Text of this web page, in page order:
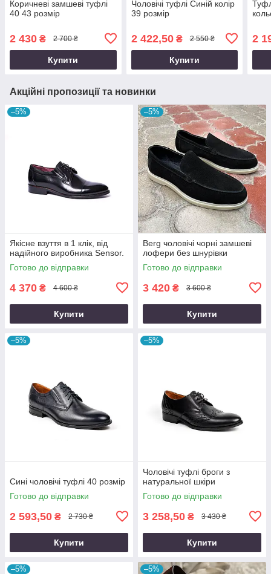
Коричневі замшеві туфлі
40 43 розмір
2 430 ₴ 2 700 ₴
Купити
Чоловічі туфлі Синій колір
39 розмір
2 422,50₴ 2 550 ₴
Купити
2
Акційні пропозиції та новинки
–5%
Якісне взуття в 1 клік, від
надійного виробника Sensor.
Готово до відправки
4 370 ₴ 4 600 ₴
Купити
–5%
Berg чоловічі чорні замшеві
лофери без шнурівки
Готово до відправки
3 420 ₴ 3 600 ₴
Купити
–5%
Сині чоловічі туфлі 40 розмір
Готово до відправки
2 593,50 ₴ 2 730 ₴
Купити
–5%
Чоловічі туфлі броги з
натуральної шкіри
Готово до відправки
3 258,50 ₴ 3 430 ₴
Купити
–5% –5%